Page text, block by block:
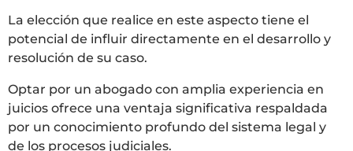
La elección que realice en este aspecto tiene el
potencial de influir directamente en el desarrollo y
resolución de su caso.
Optar por un abogado con amplia experiencia en
juicios ofrece una ventaja significativa respaldada
por un conocimiento profundo del sistema legal y
de los procesos judiciales.